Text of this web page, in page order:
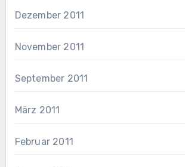
Dezember 2011
November 2011
September 2011
März 2011
Februar 2011